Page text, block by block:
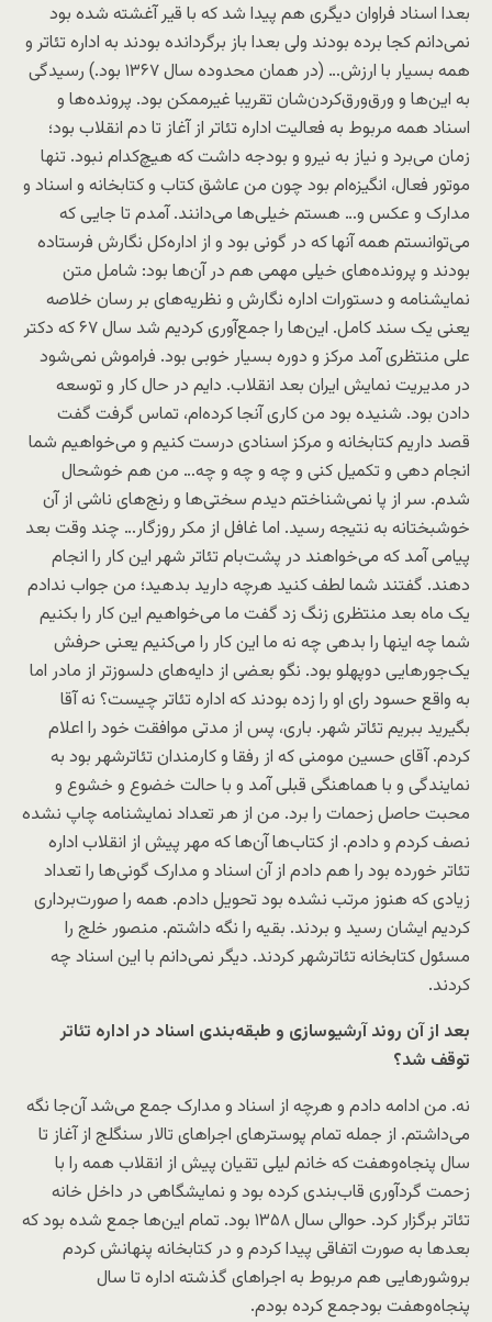
بعدا اسناد فراوان دیگری هم پیدا شد که با قیر آغشته شده بود
نمی‌دانم کجا برده بودند ولی بعدا باز برگردانده بودند به اداره تئاتر و
همه بسیار با ارزش… (در همان محدوده سال ۱۳۶۷ بود.) رسیدگی
به این‌ها و ورق‌ورق‌کردن‌شان تقریبا غیرممکن بود. پرونده‌ها و
اسناد همه مربوط به فعالیت اداره تئاتر از آغاز تا دم انقلاب بود؛
زمان می‌برد و نیاز به نیرو و بودجه داشت که هیچ‌کدام نبود. تنها
موتور فعال، انگیزه‌ام بود چون من عاشق کتاب و کتابخانه و اسناد و
مدارک و عکس و… هستم خیلی‌ها می‌دانند. آمدم تا جایی که
می‌توانستم همه آنها که در گونی بود و از اداره‌کل نگارش فرستاده
بودند و پرونده‌های خیلی مهمی هم در آن‌ها بود: شامل متن
نمایشنامه و دستورات اداره نگارش و نظریه‌های بر رسان خلاصه
یعنی یک سند کامل. این‌ها را جمع‌آوری کردیم شد سال ۶۷ که دکتر
علی منتظری آمد مرکز و دوره بسیار خوبی بود. فراموش نمی‌شود
در مدیریت نمایش ایران بعد انقلاب. دایم در حال کار و توسعه
دادن بود. شنیده بود من کاری آنجا کرده‌ام، تماس گرفت گفت
قصد داریم کتابخانه و مرکز اسنادی درست کنیم و می‌خواهیم شما
انجام دهی و تکمیل کنی و چه و چه و چه… من هم خوشحال
شدم. سر از پا نمی‌شناختم دیدم سختی‌ها و رنج‌های ناشی از آن
خوشبختانه به نتیجه رسید. اما غافل از مکر روزگار… چند وقت بعد
پیامی آمد که می‌خواهند در پشت‌بام تئاتر شهر این کار را انجام
دهند. گفتند شما لطف کنید هرچه دارید بدهید؛ من جواب ندادم
یک ماه بعد منتظری زنگ زد گفت ما می‌خواهیم این کار را بکنیم
شما چه اینها را بدهی چه نه ما این کار را می‌کنیم یعنی حرفش
یک‌جورهایی دوپهلو بود. نگو بعضی از دایه‌های دلسوزتر از مادر اما
به واقع حسود رای او را زده بودند که اداره تئاتر چیست؟ نه آقا
بگیرید ببریم تئاتر شهر. باری، پس از مدتی موافقت خود را اعلام
کردم. آقای حسین مومنی که از رفقا و کارمندان تئاترشهر بود به
نمایندگی و با هماهنگی قبلی آمد و با حالت خضوع و خشوع و
محبت حاصل زحمات را برد. من از هر تعداد نمایشنامه چاپ نشده
نصف کردم و دادم. از کتاب‌ها آن‌ها که مهر پیش از انقلاب اداره
تئاتر خورده بود را هم دادم از آن اسناد و مدارک گونی‌ها را تعداد
زیادی که هنوز مرتب نشده بود تحویل دادم. همه را صورت‌برداری
کردیم ایشان رسید و بردند. بقیه را نگه داشتم. منصور خلج را
مسئول کتابخانه تئاترشهر کردند. دیگر نمی‌دانم با این اسناد چه
کردند.
بعد از آن روند آرشیوسازی و طبقه‌بندی اسناد در اداره تئاتر
توقف شد؟
نه. من ادامه دادم و هرچه از اسناد و مدارک جمع می‌شد آن‌جا نگه
می‌داشتم. از جمله تمام پوسترهای اجراهای تالار سنگلج از آغاز تا
سال پنجاه‌وهفت که خانم لیلی تقیان پیش از انقلاب همه را با
زحمت گردآوری قاب‌بندی کرده بود و نمایشگاهی در داخل خانه
تئاتر برگزار کرد. حوالی سال ۱۳۵۸ بود. تمام این‌ها جمع شده بود که
بعدها به صورت اتفاقی پیدا کردم و در کتابخانه پنهانش کردم
بروشورهایی هم مربوط به اجراهای گذشته اداره تا سال
پنجاه‌وهفت بودجمع کرده بودم.